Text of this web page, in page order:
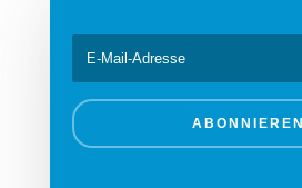
ABONNIEREN